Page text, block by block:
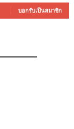
บอกรับเป็นสมาชิก